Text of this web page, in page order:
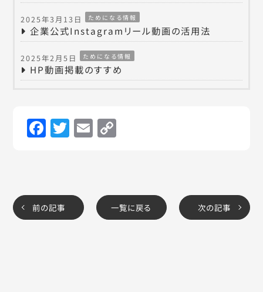
2025年3月13日 ためになる情報
企業公式Instagramリール動画の活用法
2025年2月5日 ためになる情報
HP動画掲載のすすめ
Facebook
Twitter
Email
前の記事 一覧に戻る 次の記事